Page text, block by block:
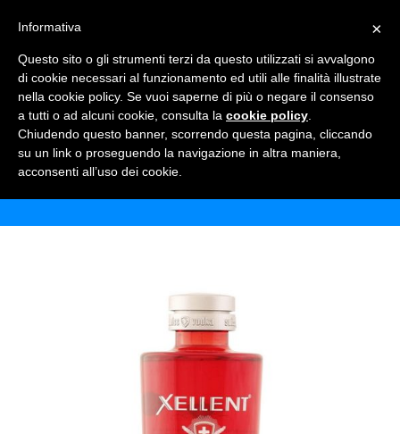
VODKA XELLENT SWISS
Home Shop Alcolici
×
Informativa
Questo sito o gli strumenti terzi da questo utilizzati si avvalgono
di cookie necessari al funzionamento ed utili alle finalità illustrate
nella cookie policy. Se vuoi saperne di più o negare il consenso
a tutti o ad alcuni cookie, consulta la cookie policy
Chiudendo questo banner, scorrendo questa pagina, cliccando
su un link o proseguendo la navigazione in altra maniera,
acconsenti all’uso dei cookie.